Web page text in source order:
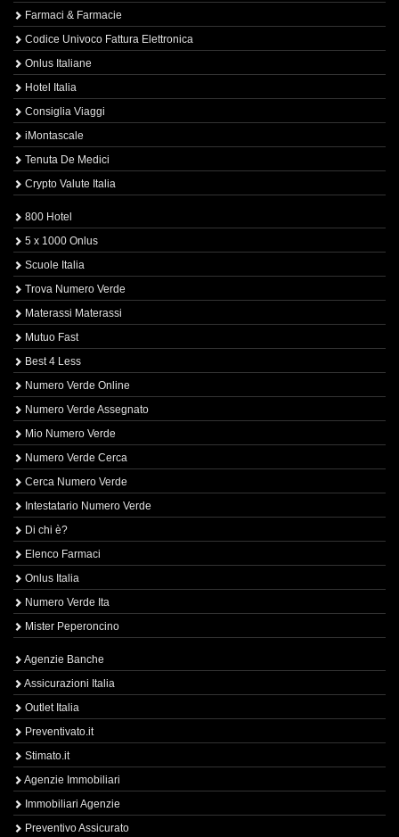
Farmaci & Farmacie
Codice Univoco Fattura Elettronica
Onlus Italiane
Hotel Italia
Consiglia Viaggi
iMontascale
Tenuta De Medici
Crypto Valute Italia
800 Hotel
5 x 1000 Onlus
Scuole Italia
Trova Numero Verde
Materassi Materassi
Mutuo Fast
Best 4 Less
Numero Verde Online
Numero Verde Assegnato
Mio Numero Verde
Numero Verde Cerca
Cerca Numero Verde
Intestatario Numero Verde
Di chi è?
Elenco Farmaci
Onlus Italia
Numero Verde Ita
Mister Peperoncino
Agenzie Banche
Assicurazioni Italia
Outlet Italia
Preventivato.it
Stimato.it
Agenzie Immobiliari
Immobiliari Agenzie
Preventivo Assicurato